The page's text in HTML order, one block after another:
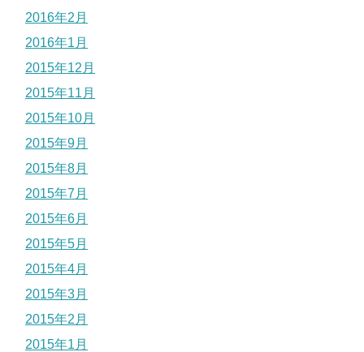
2016年2月
2016年1月
2015年12月
2015年11月
2015年10月
2015年9月
2015年8月
2015年7月
2015年6月
2015年5月
2015年4月
2015年3月
2015年2月
2015年1月